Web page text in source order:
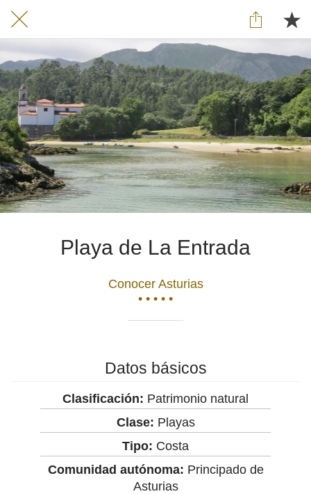
Playa de La Entrada
Conocer Asturias
• • • • •
Datos básicos
Clasificación: Patrimonio natural
Clase: Playas
Tipo: Costa
Comunidad autónoma: Principado de
Asturias